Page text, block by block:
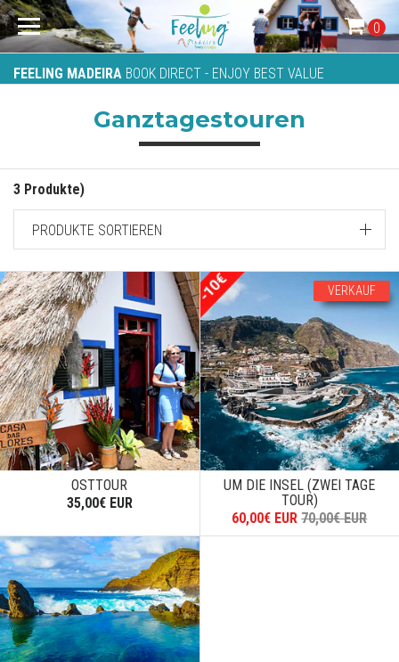
FEELING MADEIRA BOOK DIRECT - ENJOY BEST VALUE
0
Ganztagestouren
3 Produkte)
PRODUKTE SORTIEREN
OSTTOUR
35,00€ EUR
VERKAUF
UM DIE INSEL (ZWEI TAGE
TOUR)
60,00€ EUR 70,00€ EUR